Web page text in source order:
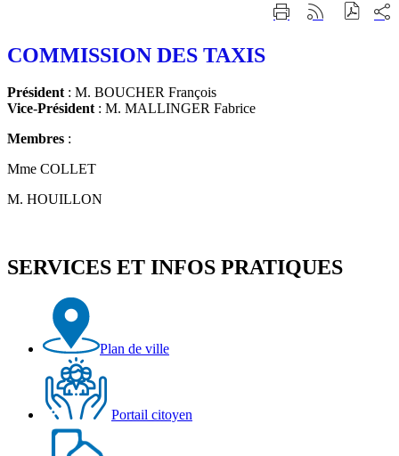
ImprimerGénérer
sur
COMMISSION DES TAXIS
Président : M. BOUCHER François
Vice-Président : M. MALLINGER Fabrice
Membres :
Mme COLLET
M. HOUILLON
SERVICES ET INFOS PRATIQUES
Plan de ville
Portail citoyen